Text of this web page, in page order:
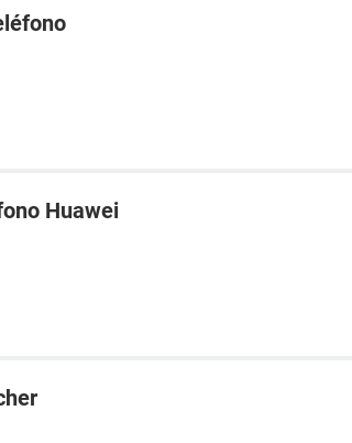
Huawei